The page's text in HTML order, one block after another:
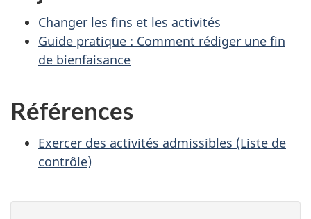
Changer les fins et les activités
Guide pratique : Comment rédiger une fin
de bienfaisance
Références
Exercer des activités admissibles (Liste de
contrôle)